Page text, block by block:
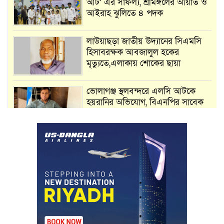
আইরাহ ঝুলিতে ৪ পদক
লাউয়াছড়া জাতীয় উদ্যানের সিএমসি
হিসাবরক্ষক আবজালুল হকের
মৃত্যুতে,এলাকায় শোকের ছায়া
ভোলাগঞ্জ স্থলবন্দরে এলসি আটকে
হয়রানির অভিযোগ, বিএনপির সাবেক
কমলগঞ্জে ডোবা থেকে অজ্ঞাত ব্যক্তির
গলিত মরদেহ উদ্ধার
লন্ডনে আদমপুর ইউনাইটেড কলেজ
বাস্তবায়ন নিয়ে আলোচনা সভা